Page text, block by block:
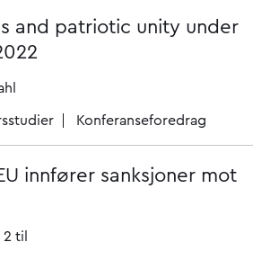
and patriotic unity under
Konferanseforedrag
innfører sanksjoner mot
2 til